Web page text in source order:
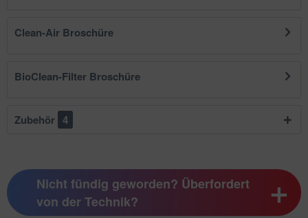
Clean-Air Broschüre
BioClean-Filter Broschüre
Zubehör 4
Nicht fündig geworden? Überfordert
von der Technik?